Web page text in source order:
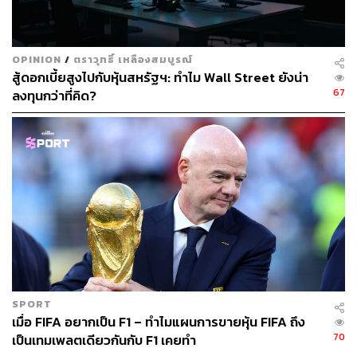
OPINION / ตราวุทธิ์ เหลืองสมบูรณ์
สู้ดอกเบี้ยสูงไปกับหุ้นสหรัฐฯ: ทำไม Wall Street ยังน่า
ลงทุนกว่าที่คิด?
67
SPORT
เมื่อ FIFA อยากเป็น F1 – ทำไมแผนการขายหุ้น FIFA ถึง
เป็นเทมเพลตเดียวกันกับ F1 เคยทำ
70